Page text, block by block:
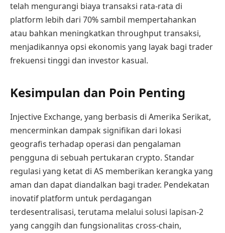
telah mengurangi biaya transaksi rata-rata di
platform lebih dari 70% sambil mempertahankan
atau bahkan meningkatkan throughput transaksi,
menjadikannya opsi ekonomis yang layak bagi trader
frekuensi tinggi dan investor kasual.
Kesimpulan dan Poin Penting
Injective Exchange, yang berbasis di Amerika Serikat,
mencerminkan dampak signifikan dari lokasi
geografis terhadap operasi dan pengalaman
pengguna di sebuah pertukaran crypto. Standar
regulasi yang ketat di AS memberikan kerangka yang
aman dan dapat diandalkan bagi trader. Pendekatan
inovatif platform untuk perdagangan
terdesentralisasi, terutama melalui solusi lapisan-2
yang canggih dan fungsionalitas cross-chain,